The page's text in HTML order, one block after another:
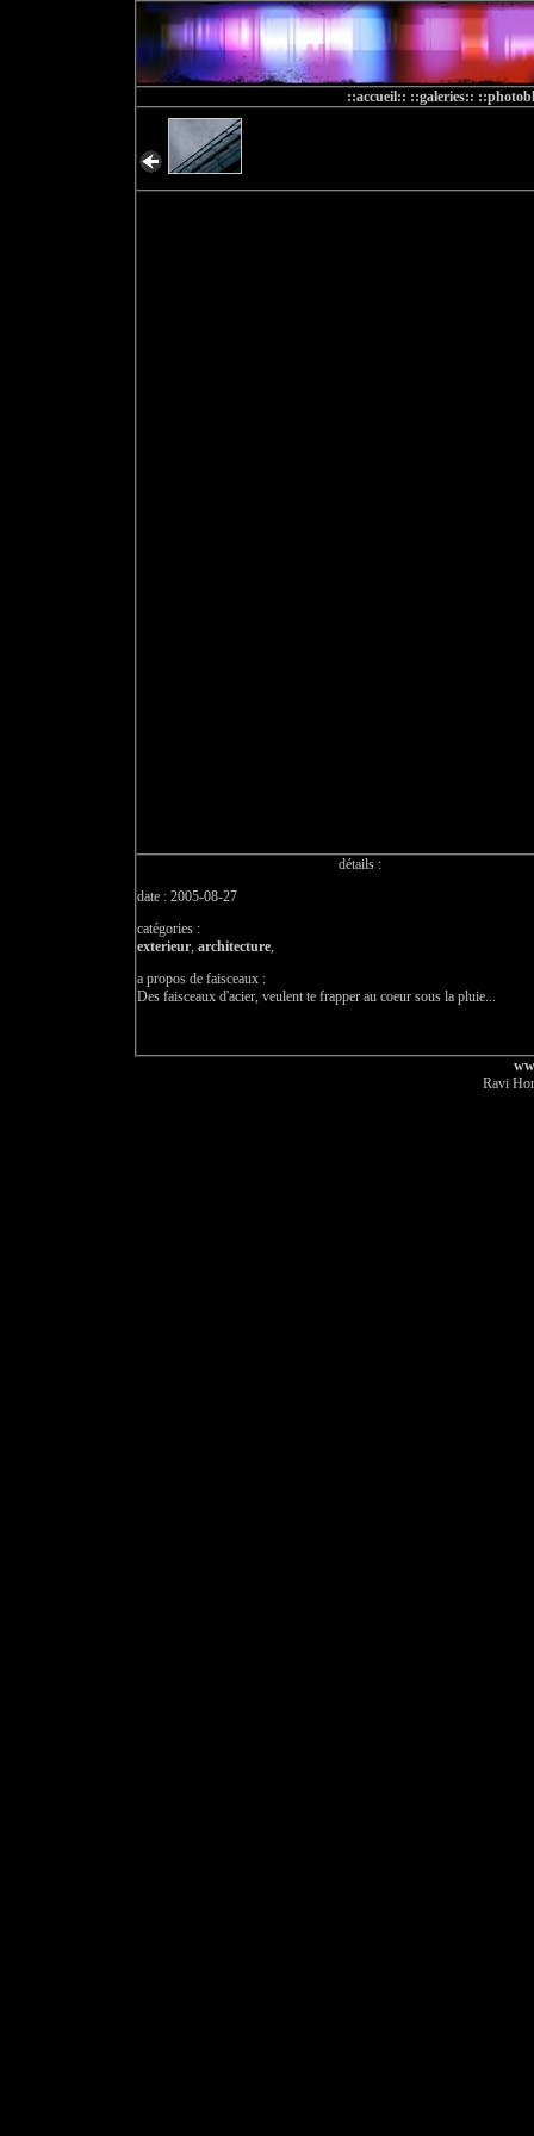
::accueil:: ::galeries::
détails :
date : 2005-08-27
catégories :
exterieur, architecture,
a propos de faisceaux :
Des faisceaux d'acier, veulent te frapper au coeur sous la pluie...
Ravi